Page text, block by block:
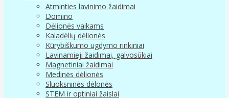
Atminties lavinimo žaidimai
Domino
Dėlionės vaikams
Kaladėlių dėlionės
Kūrybiškumo ugdymo rinkiniai
Lavinamieji žaidimai, galvosūkiai
Magnetiniai žaidimai
Medinės dėlionės
Sluoksninės dėlonės
STEM ir optiniai žaislai